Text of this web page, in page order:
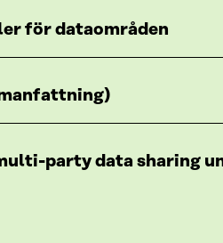
för dataområden
party data sharing